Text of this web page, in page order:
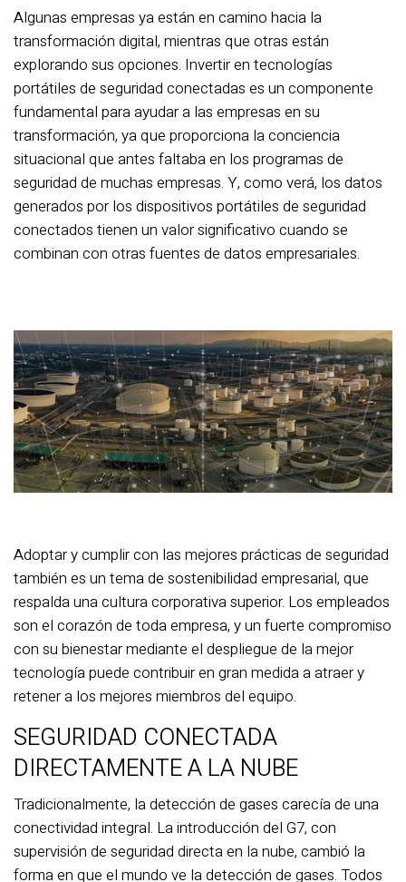
Algunas empresas ya están en camino hacia la
transformación digital, mientras que otras están
explorando sus opciones. Invertir en tecnologías
portátiles de seguridad conectadas es un componente
fundamental para ayudar a las empresas en su
transformación, ya que proporciona la conciencia
situacional que antes faltaba en los programas de
seguridad de muchas empresas. Y, como verá, los datos
generados por los dispositivos portátiles de seguridad
conectados tienen un valor significativo cuando se
combinan con otras fuentes de datos empresariales.
Adoptar y cumplir con las mejores prácticas de seguridad
también es un tema de sostenibilidad empresarial, que
respalda una cultura corporativa superior. Los empleados
son el corazón de toda empresa, y un fuerte compromiso
con su bienestar mediante el despliegue de la mejor
tecnología puede contribuir en gran medida a atraer y
retener a los mejores miembros del equipo.
SEGURIDAD CONECTADA
DIRECTAMENTE A LA NUBE
Tradicionalmente, la detección de gases carecía de una
conectividad integral. La introducción del G7, con
supervisión de seguridad directa en la nube, cambió la
forma en que el mundo ve la detección de gases. Todos